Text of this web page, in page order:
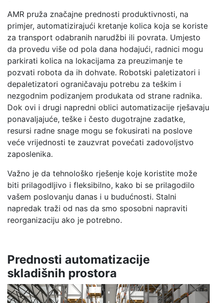
AMR pruža značajne prednosti produktivnosti, na
primjer, automatizirajući kretanje kolica koja se koriste
za transport odabranih narudžbi ili povrata. Umjesto
da provedu više od pola dana hodajući, radnici mogu
parkirati kolica na lokacijama za preuzimanje te
pozvati robota da ih dohvate. Robotski paletizatori i
depaletizatori ograničavaju potrebu za teškim i
nezgodnim podizanjem produkata od strane radnika.
Dok ovi i drugi napredni oblici automatizacije rješavaju
ponavaljajuće, teške i često dugotrajne zadatke,
resursi radne snage mogu se fokusirati na poslove
veće vrijednosti te zauzvrat povećati zadovoljstvo
zaposlenika.
Važno je da tehnološko rješenje koje koristite može
biti prilagodljivo i fleksibilno, kako bi se prilagodilo
vašem poslovanju danas i u budućnosti. Stalni
napredak traži od nas da smo sposobni napraviti
reorganizaciju ako je potrebno.
Prednosti automatizacije
skladišnih prostora